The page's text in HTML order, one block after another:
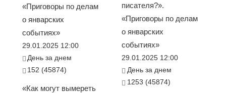
«Приговоры по делам
о январских
событиях»
29.01.2025 12:00
День за днем
152 (45874)
«Как могут вымереть
писателя?».
«Приговоры по делам
о январских
событиях»
29.01.2025 12:00
День за днем
1253 (45874)